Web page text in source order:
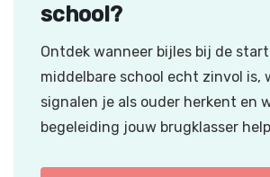
school?
Ontdek wanneer bijles bij de
middelbare school echt zinvol is,
signalen je als ouder herkent en
begeleiding jouw brugklasser